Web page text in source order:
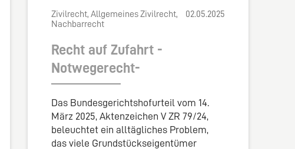
Zivilrecht, Allgemeines Zivilrecht,
Nachbarrecht
02.05.2025
Recht auf Zufahrt -
Notwegerecht-
Das Bundesgerichtshofurteil vom 14.
März 2025, Aktenzeichen V ZR 79/24,
beleuchtet ein alltägliches Problem,
das viele Grundstückseigentümer